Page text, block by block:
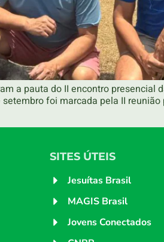
a pauta do II encontro presencial
foi marcada pela II
SITES ÚTEIS
Jesuítas Brasil
MAGIS Brasil
Jovens Conectados